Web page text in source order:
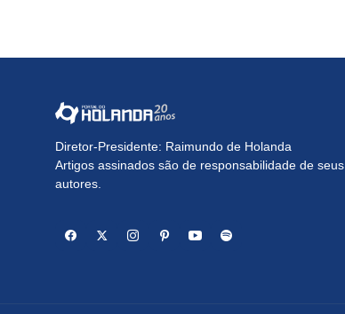
Diretor-Presidente: Raimundo de Holanda
Artigos assinados são de responsabilidade de seus
autores.